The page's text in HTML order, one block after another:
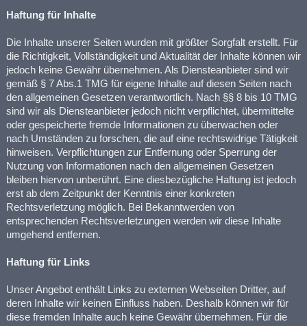
Haftung für Inhalte
Die Inhalte unserer Seiten wurden mit größter Sorgfalt erstellt. Für
die Richtigkeit, Vollständigkeit und Aktualität der Inhalte können wir
jedoch keine Gewähr übernehmen. Als Diensteanbieter sind wir
gemäß § 7 Abs.1 TMG für eigene Inhalte auf diesen Seiten nach
den allgemeinen Gesetzen verantwortlich. Nach §§ 8 bis 10 TMG
sind wir als Diensteanbieter jedoch nicht verpflichtet, übermittelte
oder gespeicherte fremde Informationen zu überwachen oder
nach Umständen zu forschen, die auf eine rechtswidrige Tätigkeit
hinweisen. Verpflichtungen zur Entfernung oder Sperrung der
Nutzung von Informationen nach den allgemeinen Gesetzen
bleiben hiervon unberührt. Eine diesbezügliche Haftung ist jedoch
erst ab dem Zeitpunkt der Kenntnis einer konkreten
Rechtsverletzung möglich. Bei Bekanntwerden von
entsprechenden Rechtsverletzungen werden wir diese Inhalte
umgehend entfernen.
Haftung für Links
Unser Angebot enthält Links zu externen Webseiten Dritter, auf
deren Inhalte wir keinen Einfluss haben. Deshalb können wir für
diese fremden Inhalte auch keine Gewähr übernehmen. Für die